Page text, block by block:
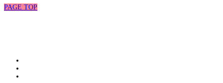
PAGE TOP